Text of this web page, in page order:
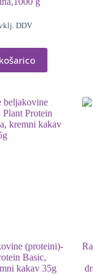
DDV
(proteini)-
Basic,
kakav 35g